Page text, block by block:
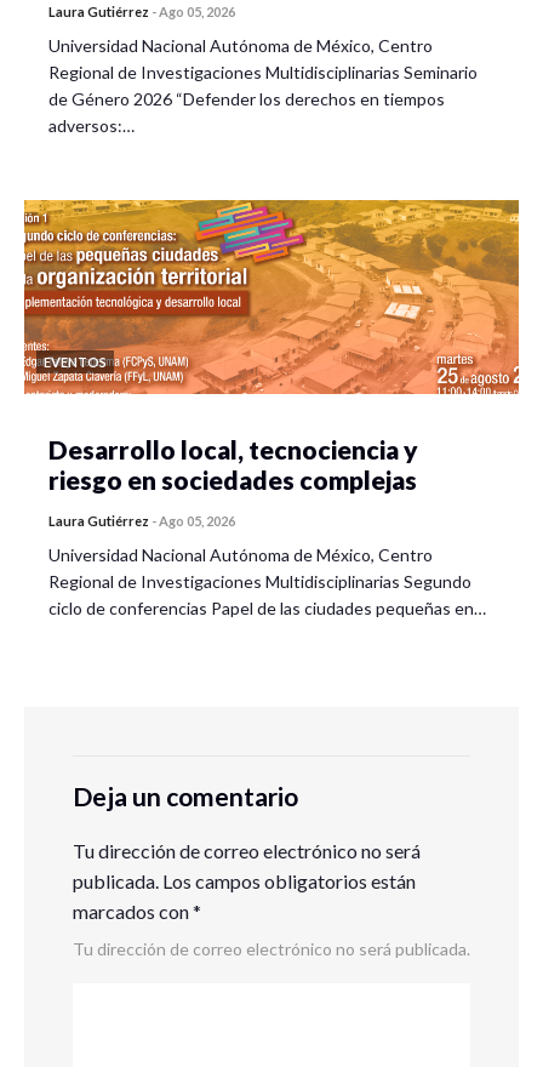
Laura Gutiérrez -Ago 05, 2026
Universidad Nacional Autónoma de México, Centro
Regional de Investigaciones Multidisciplinarias Seminario
de Género 2026 “Defender los derechos en tiempos
adversos:…
EVENTOS
Desarrollo local, tecnociencia y
riesgo en sociedades complejas
Laura Gutiérrez -Ago 05, 2026
Universidad Nacional Autónoma de México, Centro
Regional de Investigaciones Multidisciplinarias Segundo
ciclo de conferencias Papel de las ciudades pequeñas en…
Deja un comentario
Tu dirección de correo electrónico no será
publicada. Los campos obligatorios están
marcados con*
Tu dirección de correo electrónico no será publicada.